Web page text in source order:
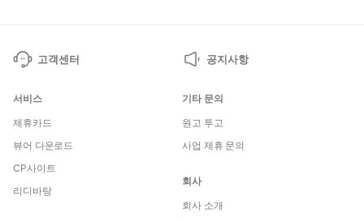
고객센터 공지사항
서비스
제휴카드
뷰어 다운로드
CP사이트
리디바탕
기타 문의
원고 투고
사업 제휴 문의
회사
회사 소개